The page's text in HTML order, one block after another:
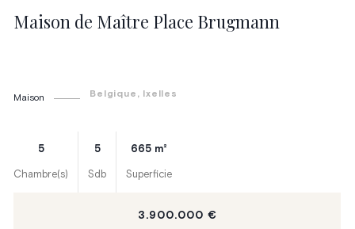
Maison de Maître Place Brugmann
Maison Belgique , Ixelles
5
Chambre(s)
5
Sdb
665 m²
Superficie
3.900.000 €